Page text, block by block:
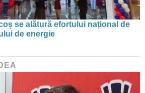
se alătură efortului național de
de energie